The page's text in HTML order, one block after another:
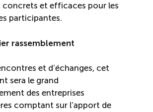
concrets et efficaces pour les
participantes.
rassemblement
et d’échanges, cet
sera le grand
des entreprises
comptant sur l’apport de